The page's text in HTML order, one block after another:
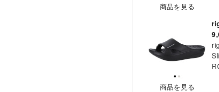
商品を見る
商品を見る